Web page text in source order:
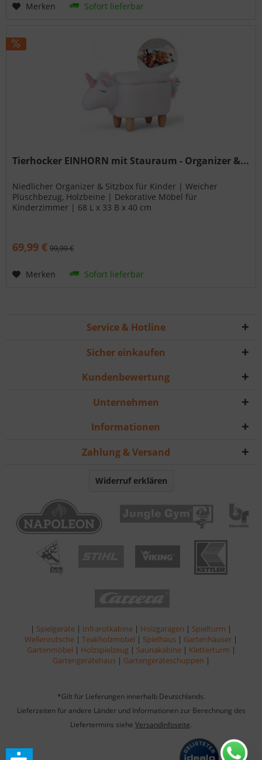
Merken Sofort lieferbar
Tierhocker EINHORN mit Stauraum - Organizer &...
Niedlicher Organizer & Sitzbox für Kinder | Weicher
Plüschbezug, Holzbeine | Dekorative Möbel für
Kinderzimmer | 68 L x 33 B x 40 cm
69,99 € 99,99 €
Merken Sofort lieferbar
Service & Hotline
Sicher einkaufen
Kundenbewertung
Unternehmen
Informationen
Zahlung & Versand
Widerruf erklären
| Spielgeräte | Infrarotkabine | Holzgaragen | Spielturm |
Wellenrutsche | Teakholzmöbel | Spielhaus | Gartenhäuser |
Gartenmöbel | Holzspielzeug | Saunakabine | Kletterturm |
Gartengerätehaus | Gartengeräteschuppen |
*Gilt für Lieferungen innerhalb Deutschlands.
Lieferzeiten für andere Länder und Informationen zur Berechnung des
Liefertermins siehe Versandinfoseite.